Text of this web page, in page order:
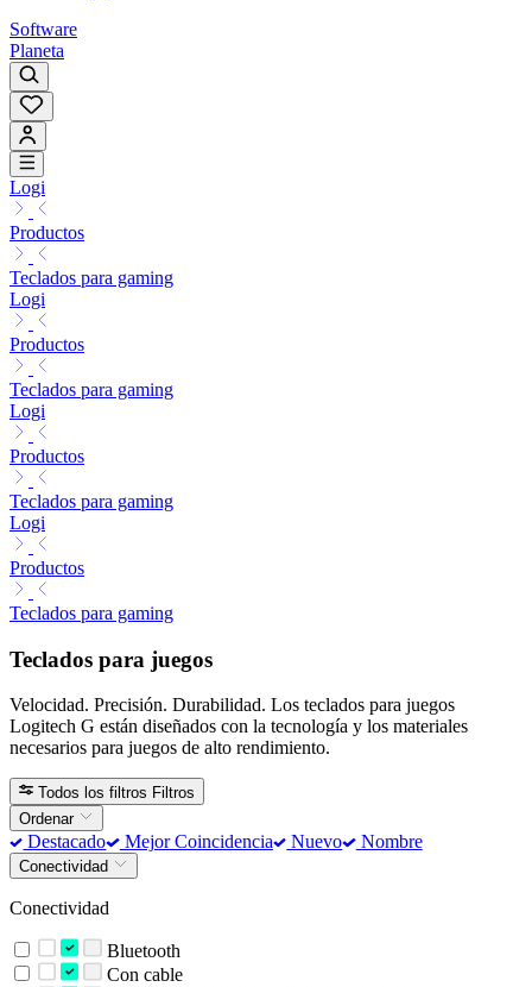
Software
Planeta
Logi
Productos
Teclados para gaming
Logi
Productos
Teclados para gaming
Logi
Productos
Teclados para gaming
Logi
Productos
Teclados para gaming
Teclados para juegos
Velocidad. Precisión. Durabilidad. Los teclados para juegos
Logitech G están diseñados con la tecnología y los materiales
necesarios para juegos de alto rendimiento.
Todos los filtros Filtros
Ordenar
Destacado Mejor Coincidencia Nuevo Nombre
Conectividad
Conectividad
Bluetooth
Con cable